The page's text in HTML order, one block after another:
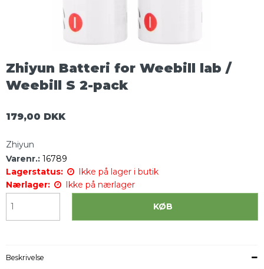
Zhiyun Batteri for Weebill lab /
Weebill S 2-pack
179,00 DKK
Zhiyun
Varenr.: 16789
Lagerstatus:
Ikke på lager i butik
Nærlager:
Ikke på nærlager
KØB
Beskrivelse